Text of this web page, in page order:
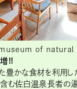
of natural
‼
豊かな食材を利用し
含む佐白温泉長者の